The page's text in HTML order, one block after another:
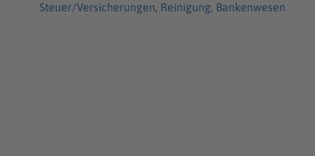
Steuer/Versicherungen, Reinigung, Bankenwesen